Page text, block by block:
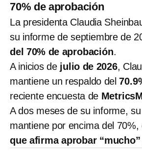
70% de aprobación
La presidenta Claudia
su informe de septiembre de
del 70% de aprobación.
A inicios de julio de 2026,
mantiene un respaldo del
reciente encuesta de
A dos meses de su informe,
mantiene por encima del 70%,
que afirma aprobar